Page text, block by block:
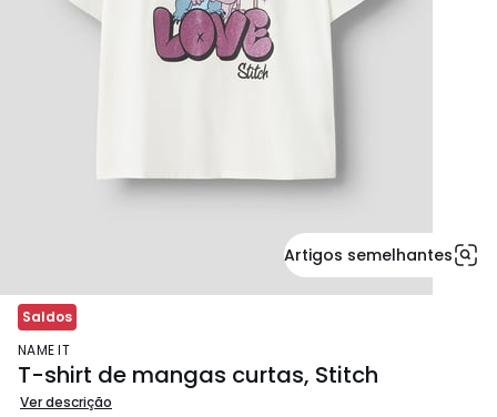
Artigos semelhantes
Saldos
NAME IT
T-shirt de mangas curtas, Stitch
Ver descrição